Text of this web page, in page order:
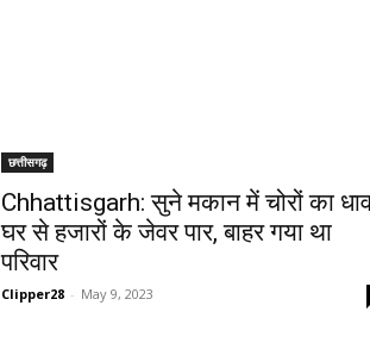
छत्तीसगढ़
Chhattisgarh: सुने मकान में चोरों का
घर से हजारों के जेवर पार, बाहर गया था
परिवार
Clipper28 - May 9, 2023